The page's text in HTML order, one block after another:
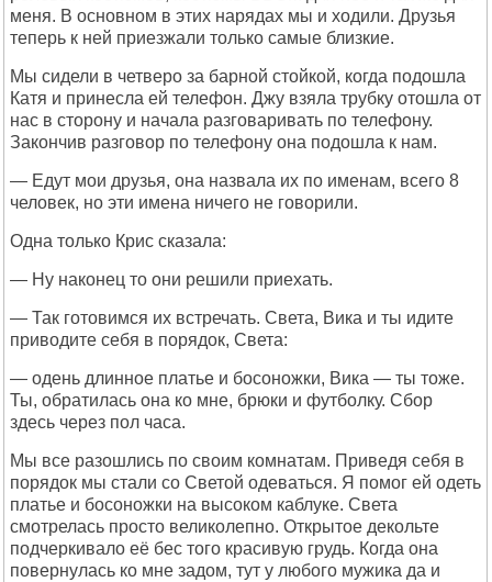
меня. В основном в этих нарядах мы и ходили. Друзья
теперь к ней приезжали только самые близкие.
Мы сидели в четверо за барной стойкой, когда подошла
Катя и принесла ей телефон. Джу взяла трубку отошла от
нас в сторону и начала разговаривать по телефону.
Закончив разговор по телефону она подошла к нам.
— Едут мои друзья, она назвала их по именам, всего 8
человек, но эти имена ничего не говорили.
Одна только Крис сказала:
— Ну наконец то они решили приехать.
— Так готовимся их встречать. Света, Вика и ты идите
приводите себя в порядок, Света:
— одень длинное платье и босоножки, Вика — ты тоже.
Ты, обратилась она ко мне, брюки и футболку. Сбор
здесь через пол часа.
Мы все разошлись по своим комнатам. Приведя себя в
порядок мы стали со Светой одеваться. Я помог ей одеть
платье и босоножки на высоком каблуке. Света
смотрелась просто великолепно. Открытое декольте
подчеркивало её бес того красивую грудь. Когда она
повернулась ко мне задом, тут у любого мужика да и